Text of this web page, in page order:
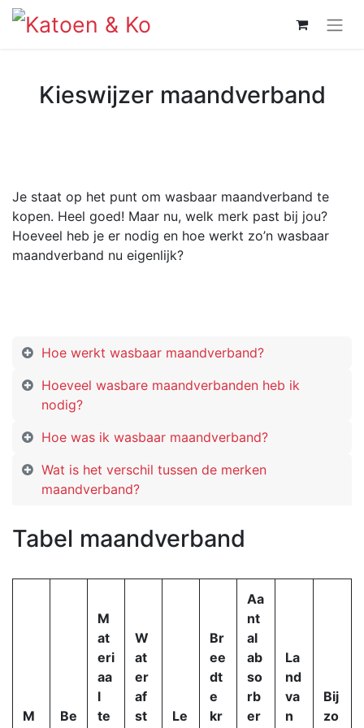
Kieswijzer maandverband
Je staat op het punt om wasbaar maandverband te
kopen. Heel goed! Maar nu, welk merk past bij jou?
Hoeveel heb je er nodig en hoe werkt zo’n wasbaar
maandverband nu eigenlijk?
Hoe werkt wasbaar maandverband?
Hoeveel wasbare maandverbanden heb ik
nodig?
Hoe was ik wasbaar maandverband?
Wat is het verschil tussen de merken
maandverband?
Tabel maandverband
M
Be
M
at
eri
aa
l
te
W
at
er
af
st
Le
Br
ee
dt
e
kr
Aa
nt
al
ab
so
rb
er
La
nd
va
n
Bij
zo